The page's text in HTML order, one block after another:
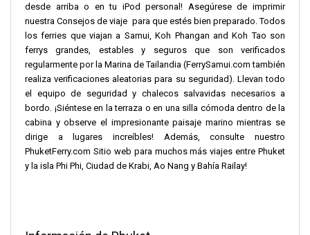
desde arriba o en tu iPod personal! Asegúrese de imprimir
nuestra Consejos de viaje para que estés bien preparado. Todos
los ferries que viajan a Samui, Koh Phangan and Koh Tao son
ferrys grandes, estables y seguros que son verificados
regularmente por la Marina de Tailandia (FerrySamui.com también
realiza verificaciones aleatorias para su seguridad). Llevan todo
el equipo de seguridad y chalecos salvavidas necesarios a
bordo. ¡Siéntese en la terraza o en una silla cómoda dentro de la
cabina y observe el impresionante paisaje marino mientras se
dirige a lugares increíbles! Además, consulte nuestro
PhuketFerry.com Sitio web para muchos más viajes entre Phuket
y la isla Phi Phi, Ciudad de Krabi, Ao Nang y Bahía Railay!